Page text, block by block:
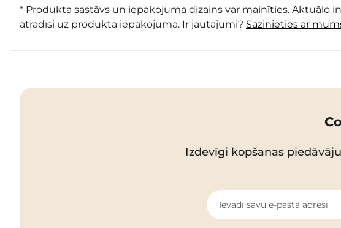
* Produkta sastāvs un iepakojuma dizains var mainīties. Aktuālo
atradīsi uz produkta iepakojuma. Ir jautājumi? Sazinieties ar
Izdevīgi kopšanas
Ievadi savu e-pasta adresi